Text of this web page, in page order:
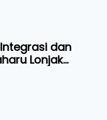
dan
Lonjak